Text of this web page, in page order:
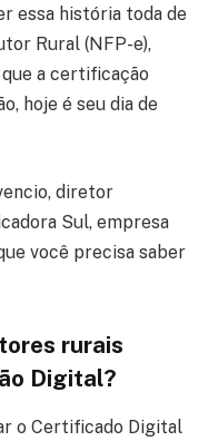
essa história toda de
Rural (NFP-e),
a certificação
hoje é seu dia de
diretor
Sul, empresa
você precisa saber
rurais
Digital?
o Certificado Digital